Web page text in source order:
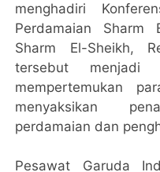
menghadiri
Perdamaian
Sharm El-Sheikh,
tersebut menjadi
mempertemukan
menyaksikan
perdamaian dan
Pesawat Garuda